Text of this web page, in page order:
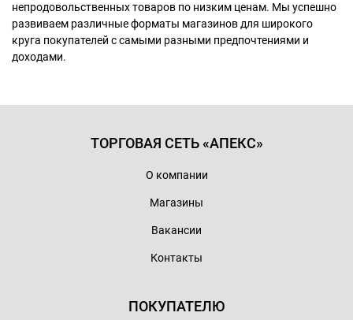
непродовольственных товаров по низким ценам. Мы успешно
развиваем различные форматы магазинов для широкого
круга покупателей с самыми разными предпочтениями и
доходами.
ТОРГОВАЯ СЕТЬ «АПЕКС»
О компании
Магазины
Вакансии
Контакты
ПОКУПАТЕЛЮ